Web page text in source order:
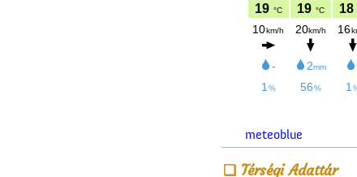
meteoblue
Térségi Adattár